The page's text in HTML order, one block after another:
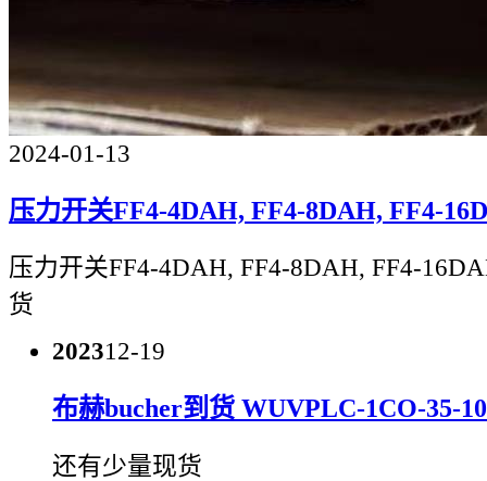
2024-01-13
压力开关FF4-4DAH, FF4-8DAH, FF4-
压力开关FF4-4DAH, FF4-8DAH, FF4-
货
202312-19
布赫bucher到货 WUVPLC-1CO-35-
还有少量现货